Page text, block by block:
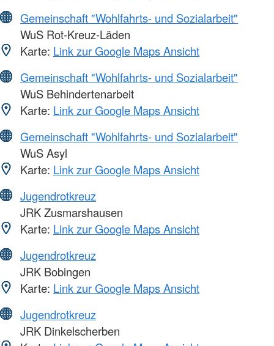
Gemeinschaft "Wohlfahrts- und Sozialarbeit"
WuS Rot-Kreuz-Läden
Karte: Link zur Google Maps Ansicht
Gemeinschaft "Wohlfahrts- und Sozialarbeit"
WuS Behindertenarbeit
Karte: Link zur Google Maps Ansicht
Gemeinschaft "Wohlfahrts- und Sozialarbeit"
WuS Asyl
Karte: Link zur Google Maps Ansicht
Jugendrotkreuz
JRK Zusmarshausen
Karte: Link zur Google Maps Ansicht
Jugendrotkreuz
JRK Bobingen
Karte: Link zur Google Maps Ansicht
Jugendrotkreuz
JRK Dinkelscherben